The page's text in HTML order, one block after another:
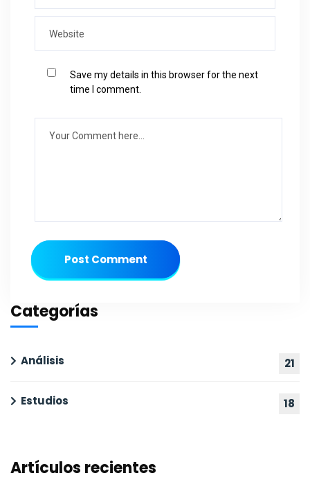
Save my details in this browser for the next
time I comment.
Post Comment
Categorías
Análisis 21
Estudios 18
Artículos recientes